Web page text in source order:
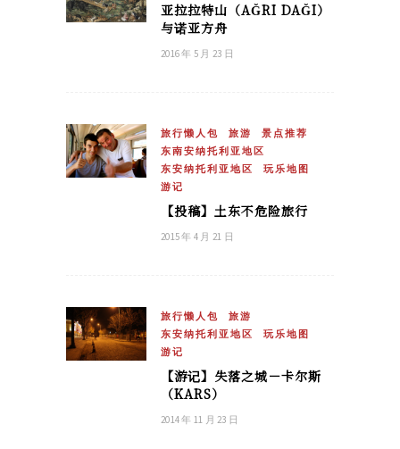
亚拉拉特山（AĞRI DAĞI）
与诺亚方舟
2016 年 5 月 23 日
旅行懒人包 旅游
景点推荐
东南安纳托利亚地区
东安纳托利亚地区
玩乐地图
游记
【投稿】土东不危险旅行
2015 年 4 月 21 日
旅行懒人包
旅游
东安纳托利亚地区
玩乐地图
游记
【游记】失落之城－卡尔斯
（KARS）
2014 年 11 月 23 日